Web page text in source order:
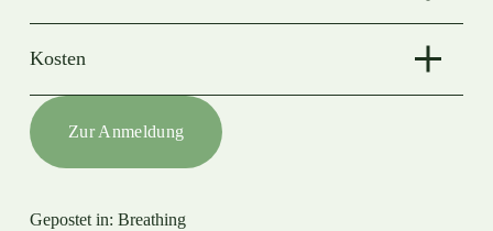
Kosten
Zur Anmeldung
Gepostet in: Breathing